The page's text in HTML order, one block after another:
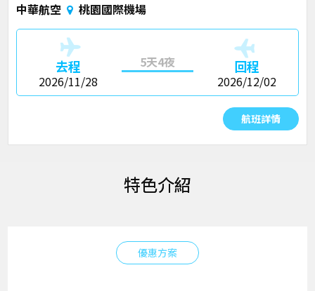
中華航空 桃園國際機場
去程
2026/11/28
5天4夜 回程
2026/12/02
航班詳情
特色介紹
優惠方案